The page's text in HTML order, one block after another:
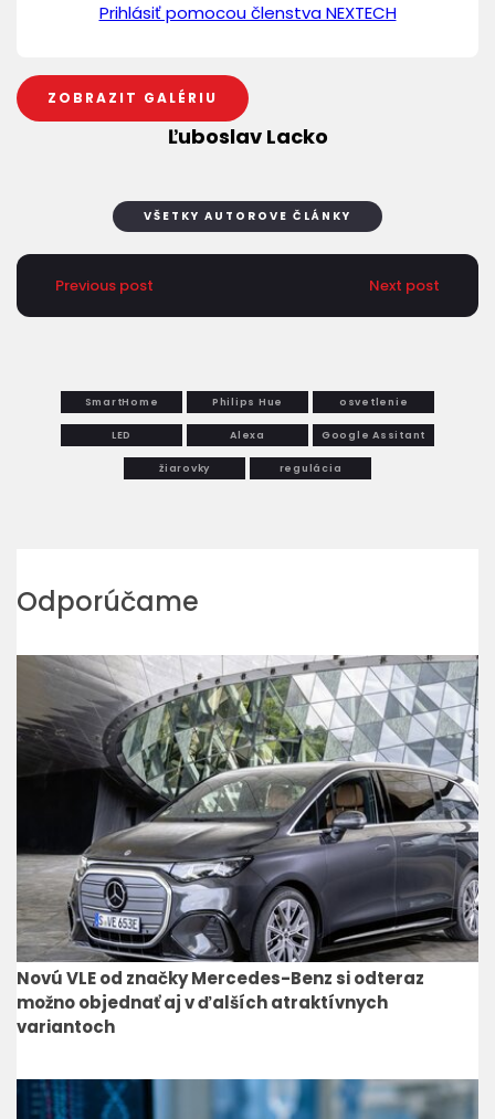
Prihlásiť pomocou členstva NEXTECH
ZOBRAZIT GALÉRIU
Ľuboslav Lacko
VŠETKY AUTOROVE ČLÁNKY
Previous post Next post
SmartHome Philips Hue osvetlenie
LED Alexa Google Assitant
žiarovky regulácia
Odporúčame
Novú VLE od značky Mercedes-Benz si odteraz
možno objednať aj v ďalších atraktívnych
variantoch